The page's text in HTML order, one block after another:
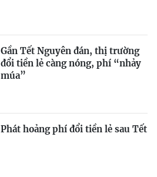
Gần Tết Nguyên đán, thị trường
đổi tiền lẻ càng nóng, phí “nhảy
múa”
Phát hoảng phí đổi tiền lẻ sau Tết